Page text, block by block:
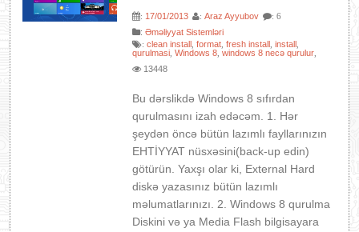
: 17/01/2013 :Araz Ayyubov : 6
:Əməliyyat Sistemləri
:clean install ,format ,fresh install ,install
qurulmasi ,Windows 8 ,windows 8 necə qurulur
13448
Bu dərslikdə Windows 8 sıfırdan
qurulmasını izah edəcəm. 1. Hər
şeydən öncə bütün lazımlı fayllarınızın
EHTİYYAT nüsxəsini(back-up edin)
götürün. Yaxşı olar ki, External Hard
diskə yazasınız bütün lazımlı
məlumatlarınızı. 2. Windows 8 qurulma
Diskini və ya Media Flash bilgisayara